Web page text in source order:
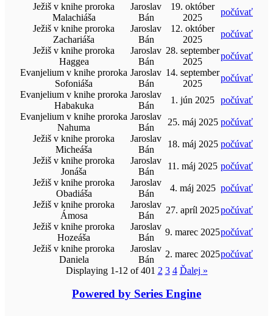
Ježiš v knihe proroka
Malachiáša
Jaroslav
Bán
19. október
2025
počúvať
Ježiš v knihe proroka
Zachariáša
Jaroslav
Bán
12. október
2025
počúvať
Ježiš v knihe proroka
Haggea
Jaroslav
Bán
28. september
2025
počúvať
Evanjelium v knihe proroka
Sofoniáša
Jaroslav
Bán
14. september
2025
počúvať
Evanjelium v knihe proroka
Habakuka
Jaroslav
Bán
1. jún 2025 počúvať
Evanjelium v knihe proroka
Nahuma
Jaroslav
Bán
25. máj 2025 počúvať
Ježiš v knihe proroka
Micheáša
Jaroslav
Bán
18. máj 2025 počúvať
Ježiš v knihe proroka
Jonáša
Jaroslav
Bán
11. máj 2025 počúvať
Ježiš v knihe proroka
Obadiáša
Jaroslav
Bán
4. máj 2025 počúvať
Ježiš v knihe proroka
Ámosa
Jaroslav
Bán
27. apríl 2025počúvať
Ježiš v knihe proroka
Hozeáša
Jaroslav
Bán
9. marec 2025počúvať
Ježiš v knihe proroka
Daniela
Jaroslav
Bán
2. marec 2025počúvať
Displaying 1-12 of 401 2 3 4 Ďalej »
Powered by Series Engine